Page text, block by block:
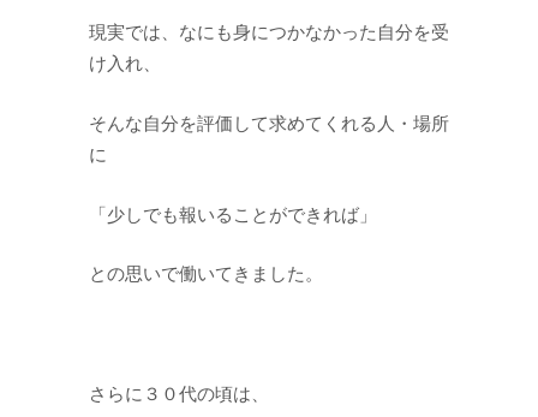
現実では、なにも身につかなかった自分を受
け入れ、
そんな自分を評価して求めてくれる人・場所
に
「少しでも報いることができれば」
との思いで働いてきました。
さらに３０代の頃は、